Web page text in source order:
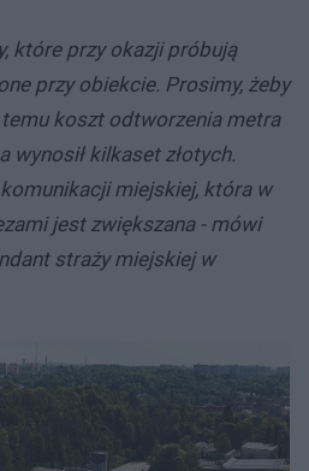
które przy okazji próbują
przy obiekcie. Prosimy, żeby
koszt odtworzenia metra
kilkaset złotych.
miejskiej, która w
jest zwiększana - mówi
straży miejskiej w